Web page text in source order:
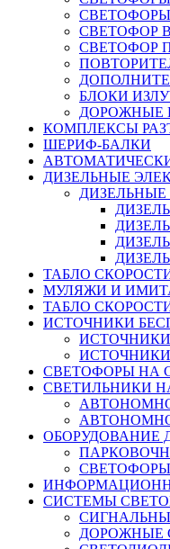
СВЕТОФОРЫ
СВЕТОФОР
СВЕТОФОР
БЛОКИ
ДОРОЖНЫЕ
КОМПЛЕКСЫ
ШЕРИФ-БАЛКИ
ДИЗЕЛЬНЫЕ
ДИЗЕЛЬНЫЕ
ТАБЛО
МУЛЯЖИ И
ТАБЛО
ИСТОЧНИКИ
ИСТОЧНИКИ
ИСТОЧНИКИ
СВЕТОФОРЫ НА
СВЕТИЛЬНИКИ
ОБОРУДОВАНИЕ
CИСТЕМЫ
ДОРОЖНЫЕ